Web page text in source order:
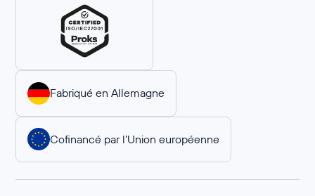
Fabriqué en Allemagne
Cofinancé par l’Union européenne